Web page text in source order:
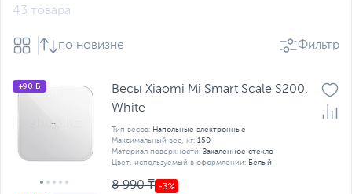
43 товара
по новизне Фильтр
+90 Б
Весы Xiaomi Mi Smart Scale S200,
White
Тип весов: Напольные электронные
Максимальный вес, кг: 150
Материал поверхности: Закаленное стекло
Цвет, используемый в оформлении: Белый
8 990 ₸